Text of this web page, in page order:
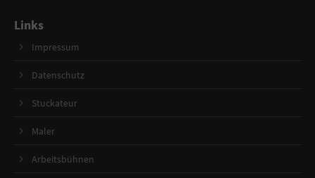
Links
Impressum
Datenschutz
Stuckateur
Maler
Arbeitsbühnen